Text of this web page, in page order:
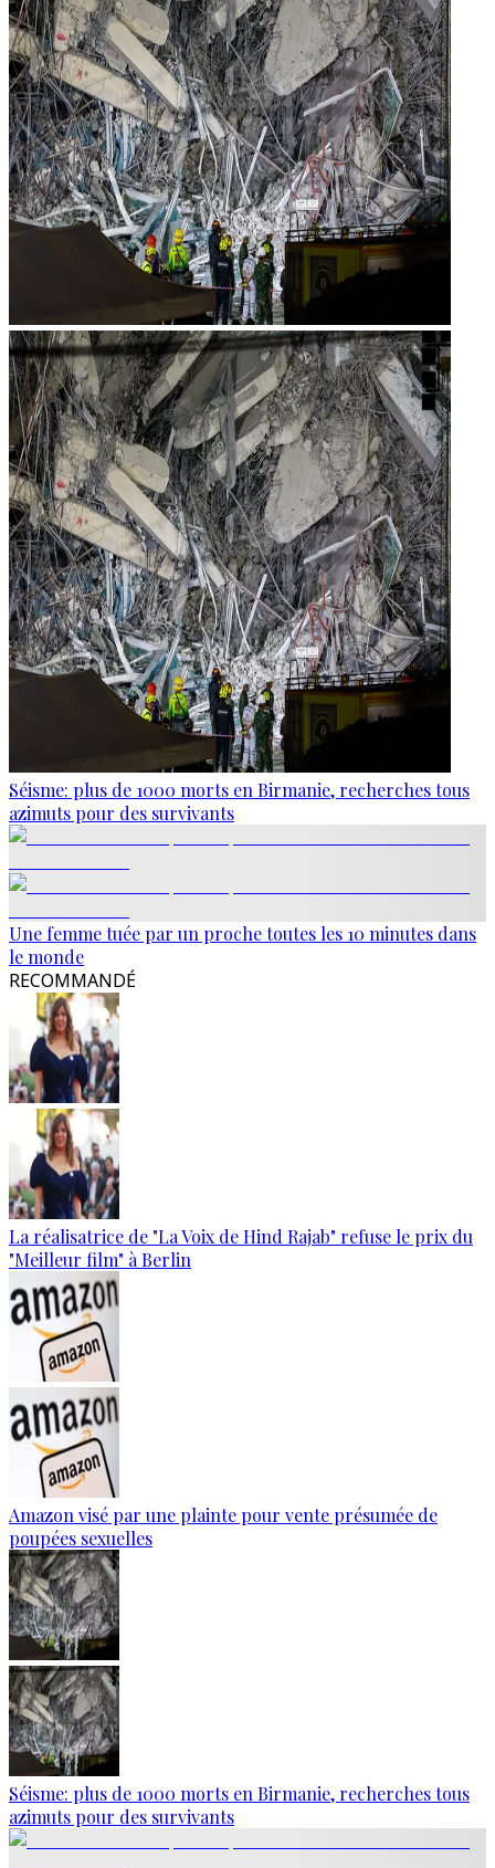
Séisme: plus de 1000 morts en Birmanie, recherches tous
azimuts pour des survivants
Une femme tuée par un proche toutes les 10 minutes dans
le monde
RECOMMANDÉ
La réalisatrice de "La Voix de Hind Rajab" refuse le prix du
"Meilleur film" à Berlin
Amazon visé par une plainte pour vente présumée de
poupées sexuelles
Séisme: plus de 1000 morts en Birmanie, recherches tous
azimuts pour des survivants